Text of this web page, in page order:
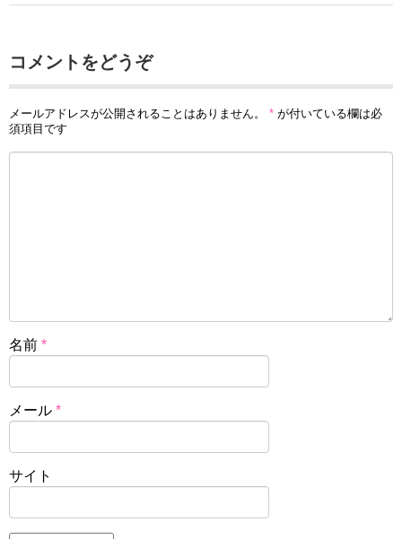
コメントをどうぞ
メールアドレスが公開されることはありません。 * が付いている欄は必
須項目です
名前 *
メール *
サイト